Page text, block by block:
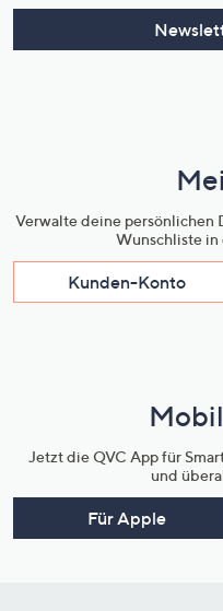
Verwalte deine persönlichen
Wunschliste
Kunden-Konto
Jetzt die QVC App für
und
Für Apple